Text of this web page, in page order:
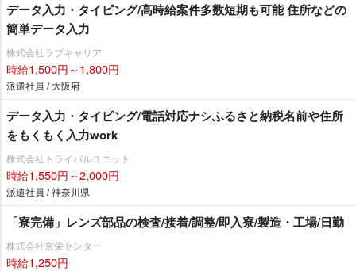
データ入力・タイピング/高時給案件多数短期も可能 住所などの
簡単データ入力
株式会社ラブキャリア
時給1,500円～1,800円
派遣社員 / 大阪府
データ入力・タイピング/電話対応ナシふるさと納税名前や住所
をもくもく入力work
株式会社トライバルユニット
時給1,550円～2,000円
派遣社員 / 神奈川県
「寮完備」レンズ部品の検査/接着/調整/即入寮/製造・工場/日勤
株式会社京栄センター
時給1,250円